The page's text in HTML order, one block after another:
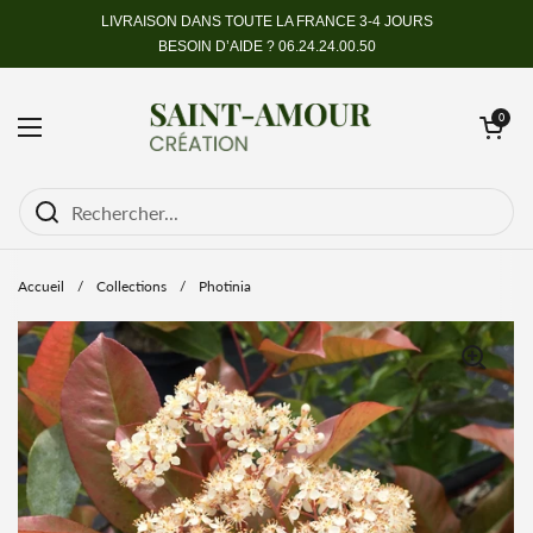
Passer au contenuLIVRAISON DANS TOUTE LA FRANCE 3-4 JOURS
BESOIN D’AIDE ? 06.24.24.00.50
Ouvrir le menu
Ouvrir le
0
Accueil / Collections / Photinia